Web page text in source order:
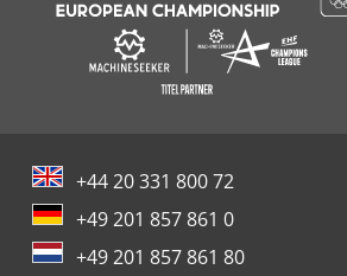
+44 20 331 800 72
+49 201 857 861 0
+49 201 857 861 80